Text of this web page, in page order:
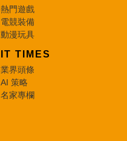
熱門遊戲
電競裝備
動漫玩具
IT TIMES
業界頭條
AI 策略
名家專欄